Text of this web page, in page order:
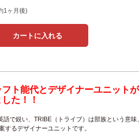
1ヶ月後)
ト能代とデザイナーユニット
た！！
語で鋭い、TRIBE（トライブ）は部族という意
するデザイナーユニットです。